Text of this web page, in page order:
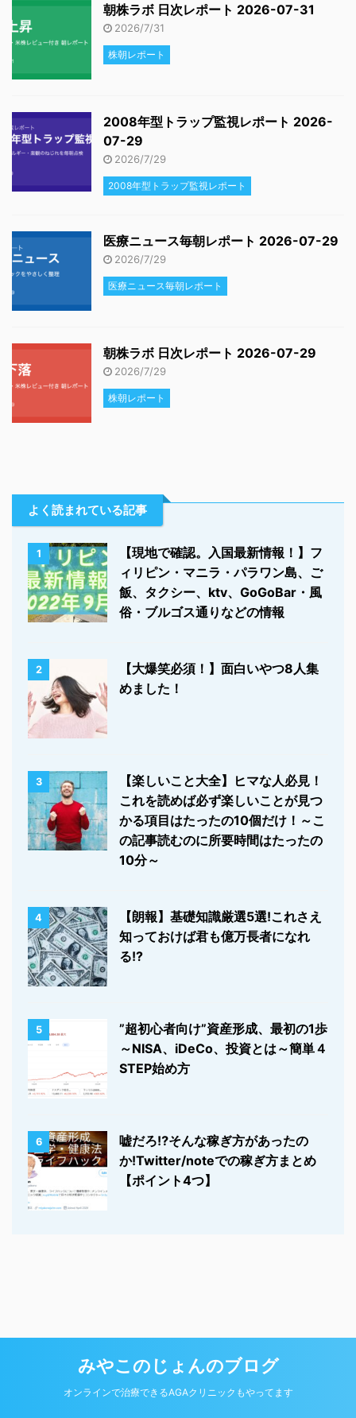
朝株ラボ 日次レポート 2026-07-31
2026/7/31
株朝レポート
2008年型トラップ監視レポート 2026-
07-29
2026/7/29
2008年型トラップ監視レポート
医療ニュース毎朝レポート 2026-07-29
2026/7/29
医療ニュース毎朝レポート
朝株ラボ 日次レポート 2026-07-29
2026/7/29
株朝レポート
よく読まれている記事
1
【現地で確認。入国最新情報！】フ
ィリピン・マニラ・パラワン島、ご
飯、タクシー、ktv、GoGoBar・風
俗・ブルゴス通りなどの情報
2
【大爆笑必須！】面白いやつ8人集
めました！
3
【楽しいこと大全】ヒマな人必見！
これを読めば必ず楽しいことが見つ
かる項目はたったの10個だけ！～こ
の記事読むのに所要時間はたったの
10分～
4
【朗報】基礎知識厳選5選!これさえ
知っておけば君も億万長者になれ
る!?
5
”超初心者向け”資産形成、最初の1歩
～NISA、iDeCo、投資とは～簡単４
STEP始め方
6
嘘だろ⁉そんな稼ぎ方があったの
か!Twitter/noteでの稼ぎ方まとめ
【ポイント4つ】
みやこのじょんのブログ
オンラインで治療できるAGAクリニックもやってます
© 2026 みやこのじょんのブログ Powered by
AFFINGER5